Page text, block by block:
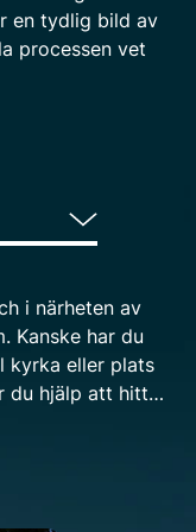
en tydlig bild av
processen vet
i närheten av
Kanske har du
kyrka eller plats
du hjälp att hitta
på Fenix